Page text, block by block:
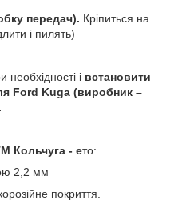
передач). Кріпиться на
і пилять)
необхідності і встановити
Ford Kuga (виробник –
Кольчуга - ето:
2,2 мм
покриття.